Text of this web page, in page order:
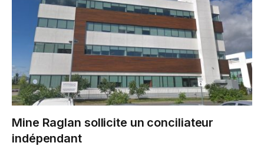
Mine Raglan sollicite un conciliateur
indépendant